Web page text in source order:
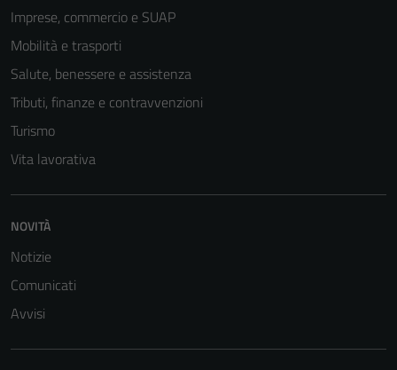
Imprese, commercio e SUAP
Mobilità e trasporti
Salute, benessere e assistenza
Tributi, finanze e contravvenzioni
Turismo
Vita lavorativa
NOVITÀ
Notizie
Comunicati
Avvisi